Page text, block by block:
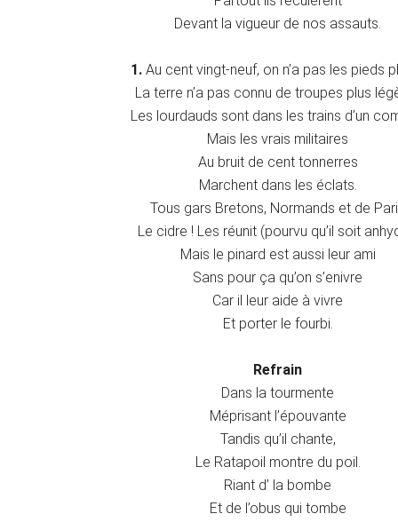
Devant la vigueur de nos assauts.
1. Au cent vingt-neuf, on n’a pas les pieds
La terre n’a pas connu de troupes plus
Les lourdauds sont dans les trains d’un
Mais les vrais militaires
Au bruit de cent tonnerres
Marchent dans les éclats.
Tous gars Bretons, Normands et de
Le cidre ! Les réunit (pourvu qu’il soit
Mais le pinard est aussi leur ami
Sans pour ça qu’on s’enivre
Car il leur aide à vivre
Et porter le fourbi.
Refrain
Dans la tourmente
Méprisant l’épouvante
Tandis qu’il chante,
Le Ratapoil montre du poil.
Riant d’ la bombe
Et de l’obus qui tombe